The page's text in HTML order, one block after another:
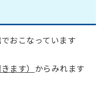
おこなっています
ます） からみれます